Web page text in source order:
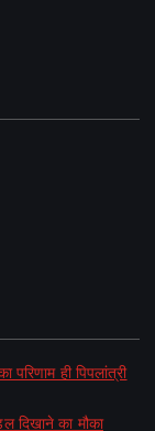
परिणाम ही पिपलांत्री
दिखाने का मौका